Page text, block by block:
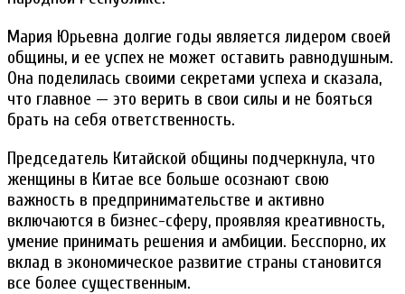
Мария Юрьевна долгие годы является лидером своей
общины, и ее успех не может оставить равнодушным.
Она поделилась своими секретами успеха и сказала,
что главное — это верить в свои силы и не бояться
брать на себя ответственность.
Председатель Китайской общины подчеркнула, что
женщины в Китае все больше осознают свою
важность в предпринимательстве и активно
включаются в бизнес-сферу, проявляя креативность,
умение принимать решения и амбиции. Бесспорно, их
вклад в экономическое развитие страны становится
все более существенным.